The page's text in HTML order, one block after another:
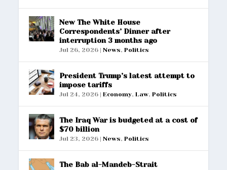
New The White House
Correspondents’ Dinner after
interruption 3 months ago
Jul 26, 2026 |News,Politics
President Trump’s latest attempt to
impose tariffs
Jul 24, 2026 |Economy,Law,Politics
The Iraq War is budgeted at a cost of
$70 billion
Jul 23, 2026 |News,Politics
The Bab al-Mandeb-Strait